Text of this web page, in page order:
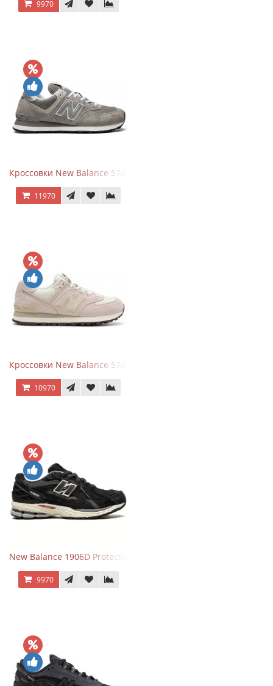
9970
Кроссовки New Balance 574 Grey White Silver
11970
Кроссовки New Balance 574 Light Grey Pink
10970
New Balance 1906D Protection Pack Black черные
9970